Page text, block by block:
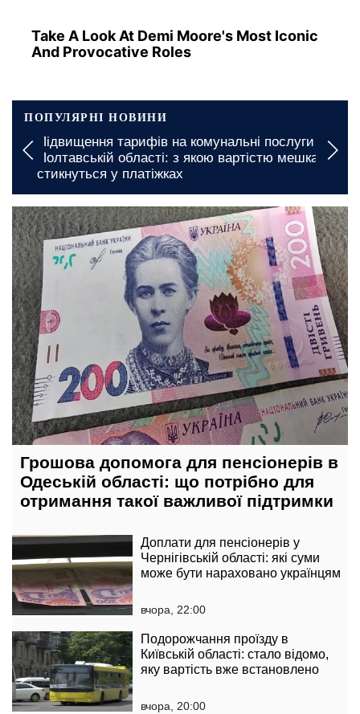
Take A Look At Demi Moore's Most Iconic
And Provocative Roles
ПОПУЛЯРНІ НОВИНИ
Підвищення тарифів на комунальні послуги в
Полтавській області: з якою вартістю мешканці
стикнуться у платіжках
вчора, 23:00
Грошова допомога для пенсіонерів в
Одеській області: що потрібно для
отримання такої важливої підтримки
Доплати для пенсіонерів у
Чернігівській області: які суми
може бути нараховано українцям
вчора, 22:00
Подорожчання проїзду в
Київській області: стало відомо,
яку вартість вже встановлено
вчора, 20:00